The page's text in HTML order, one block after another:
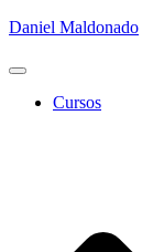
Daniel Maldonado
Cambiar
Cursos